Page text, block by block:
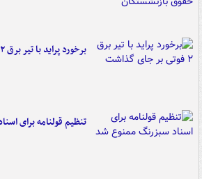
برخورد پراید با تیر برق ۲ فوتی بر جای گذاشت
تنظیم قولنامه برای